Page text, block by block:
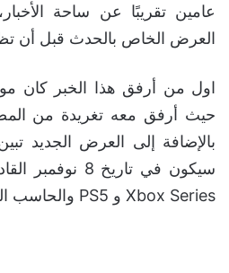
عامين تقريبًا عن ساحة
العرض الخاص بالحدث قبل أن
اول من أرفق هذا الخبر كان
بالإضافة إلى العرض الجديد
سيكون في تاريخ
Xbox Series و PS5 والحاسب الشخصي.